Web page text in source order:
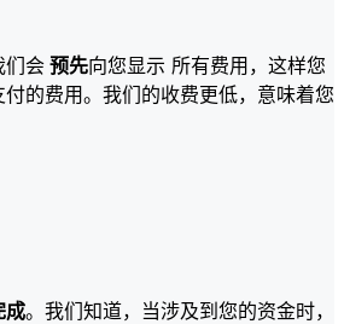
们会 预先向您显示 所有费用，这样您
的费用。我们的收费更低，意味着您
成。我们知道，当涉及到您的资金时，